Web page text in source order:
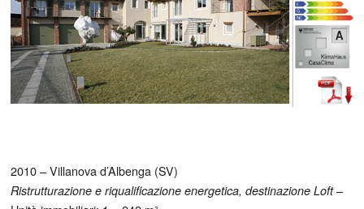
2010 – Villanova d’Albenga (SV)
Ristrutturazione e riqualificazione energetica, destinazione Loft–